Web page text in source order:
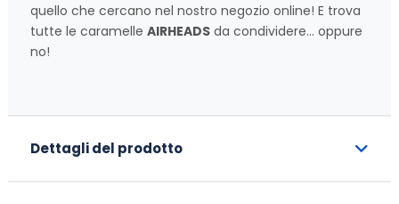
quello che cercano nel nostro negozio online! E trova
tutte le caramelle AIRHEADS da condividere... oppure
no!
Dettagli del prodotto